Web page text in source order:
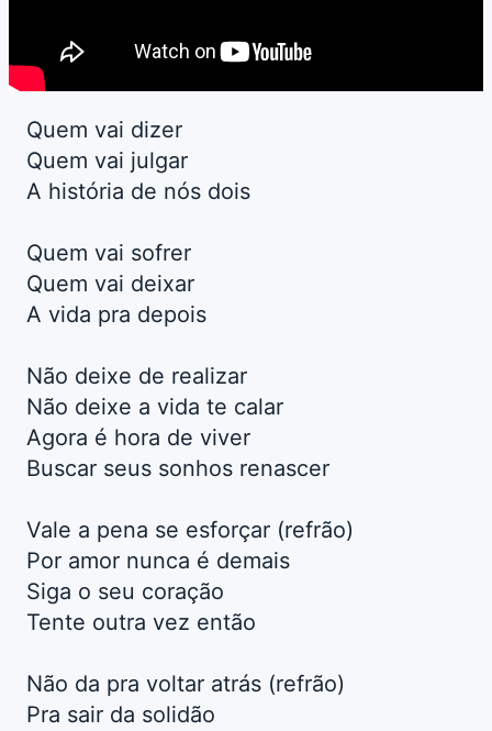
Quem vai dizer
Quem vai julgar
A história de nós dois
Quem vai sofrer
Quem vai deixar
A vida pra depois
Não deixe de realizar
Não deixe a vida te calar
Agora é hora de viver
Buscar seus sonhos renascer
Vale a pena se esforçar (refrão)
Por amor nunca é demais
Siga o seu coração
Tente outra vez então
Não da pra voltar atrás (refrão)
Pra sair da solidão